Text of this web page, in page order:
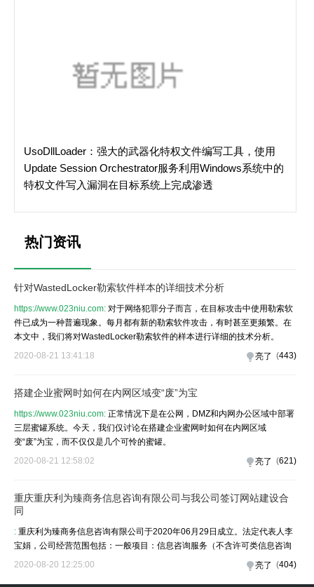
UsoDllLoader：强大的武器化特权文件编写工具，使用
Update Session Orchestrator服务利用Windows系统中的
特权文件写入漏洞在目标系统上完成渗透
热门资讯
针对WastedLocker勒索软件样本的详细技术分析
https://www.023niu.com: 对于网络犯罪分子而言，在目标攻击中使用勒索软
件已成为一种普遍现象。每月都有新的勒索软件攻击，有时甚至更频繁。在
本文中，我们将对WastedLocker勒索软件的样本进行详细的技术分析。
2020-08-21 13:41:18
)
443
(
亮了
搭建企业蜜网时如何在内网区域变“废”为宝
https://www.023niu.com: 正常情况下是在公网，DMZ和内网办公区域中部署
三层蜜罐系统。今天，我们仅讨论在搭建企业蜜网时如何在内网区域
变“废”为宝，而不仅仅是几个可怜的蜜罐。
2020-08-21 12:58:02
)
621
(
亮了
重庆重庆利为臻商务信息咨询有限公司与我公司签订网站建设合
同
: 重庆利为臻商务信息咨询有限公司于2020年06月29日成立。法定代表人李
宝娟，公司经营范围包括：一般项目：信息咨询服务（不含许可类信息咨询
2020-08-20 12:25:00
)
404
(
亮了